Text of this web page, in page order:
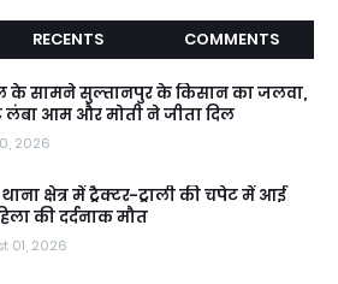
RECENTS COMMENTS
के सामने सुल्तानपुर के किसान का जलवा,
आम और मोती ने जीता दिल
2026
थाना क्षेत्र में ट्रैक्टर-ट्राली की चपेट में आई
की दर्दनाक मौत
01, 2026